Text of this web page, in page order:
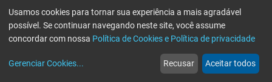
web
Notícias
more_horiz
Mais
Usamos cookies para tornar sua experiência a mais agradável
possível. Se continuar navegando neste site, você assume
concordar com nossa Política de Cookies e Política de privacidade
Gerenciar Cookies... Recusar Aceitar todos
Erro ao enviar informações, por favor tente novamente